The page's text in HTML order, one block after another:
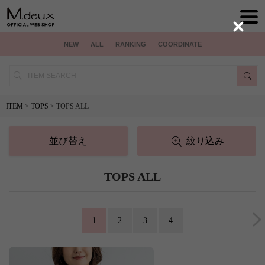
NEW ALL RANKING COORDINATE
ITEM > TOPS > TOPS ALL
並び替え 絞り込み
TOPS ALL
1 2 3 4
Close